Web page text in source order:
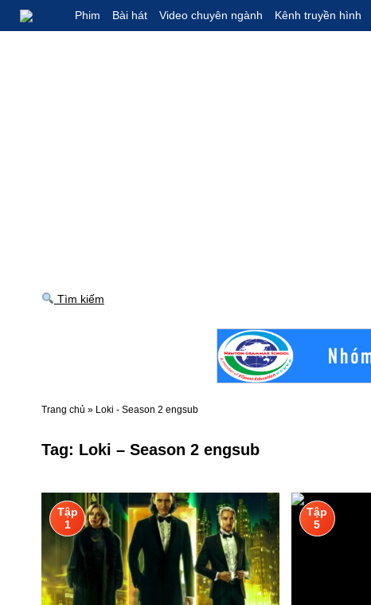
Phim Bài hát Video chuyên ngành Kênh truyền hình
Tìm kiếm
Trang chủ » Loki - Season 2 engsub
Tag: Loki – Season 2 engsub
Tập
1
Tập
5